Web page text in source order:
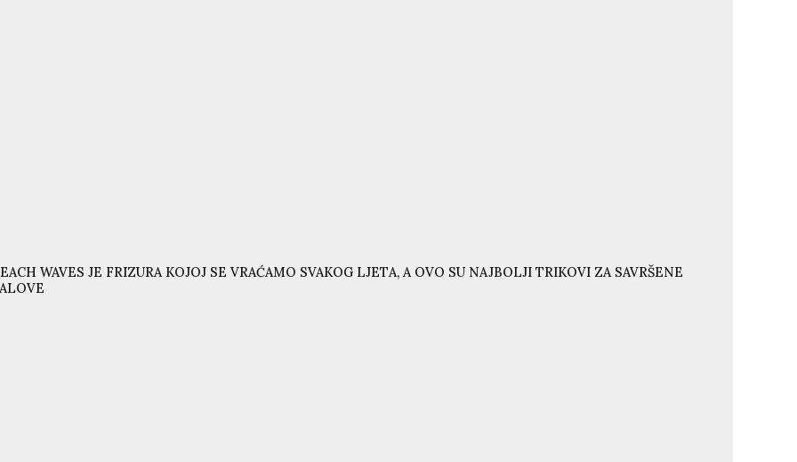
WAVES JE FRIZURA KOJOJ SE VRAĆAMO SVAKOG LJETA, A OVO SU NAJBOLJI TRIKOVI ZA SAVRŠENE